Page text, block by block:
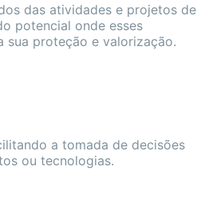
das atividades e projetos de
potencial onde esses
sua proteção e valorização.
a tomada de decisões
ou tecnologias.